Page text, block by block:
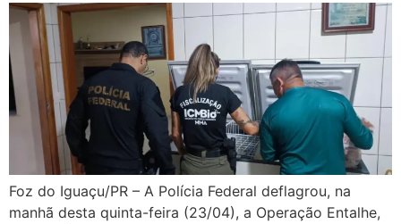
Foz do Iguaçu/PR – A Polícia Federal deflagrou, na
manhã desta quinta-feira (23/04), a Operação Entalhe,